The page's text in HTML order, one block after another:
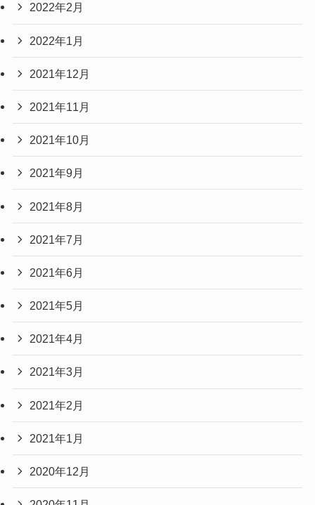
2022年2月
2022年1月
2021年12月
2021年11月
2021年10月
2021年9月
2021年8月
2021年7月
2021年6月
2021年5月
2021年4月
2021年3月
2021年2月
2021年1月
2020年12月